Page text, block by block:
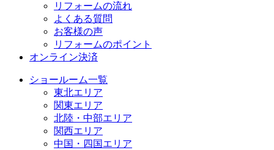
リフォームの流れ
よくある質問
お客様の声
リフォームのポイント
オンライン決済
ショールーム一覧
東北エリア
関東エリア
北陸・中部エリア
関西エリア
中国・四国エリア